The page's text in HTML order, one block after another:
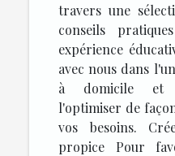
travers une
conseils
expérience
avec nous dans
à domicile et
l'optimiser de
vos besoins.
propice Pour